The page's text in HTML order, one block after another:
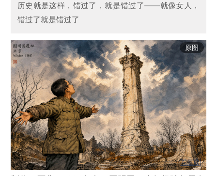
历史就是这样，错过了，就是错过了——就像女人，
错过了就是错过了
原图